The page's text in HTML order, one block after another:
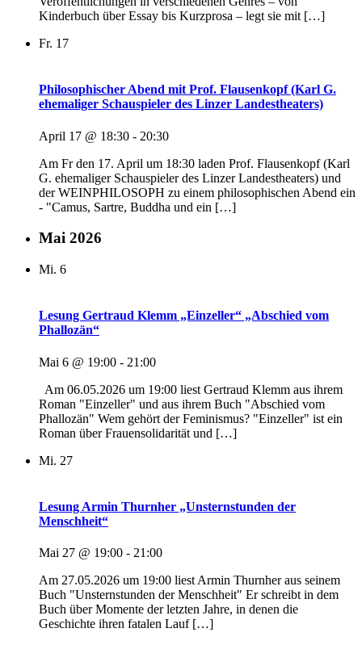
Kinderbuch über Essay bis Kurzprosa – legt sie mit […]
Fr. 17
Philosophischer Abend mit Prof. Flausenkopf (Karl G.
ehemaliger Schauspieler des Linzer Landestheaters)
April 17 @ 18:30 - 20:30
Am Fr den 17. April um 18:30 laden Prof. Flausenkopf (Karl
G. ehemaliger Schauspieler des Linzer Landestheaters) und
der WEINPHILOSOPH zu einem philosophischen Abend ein
- "Camus, Sartre, Buddha und ein […]
Mai 2026
Mi. 6
Lesung Gertraud Klemm „Einzeller“ „Abschied vom
Phallozän“
Mai 6 @ 19:00 - 21:00
Am 06.05.2026 um 19:00 liest Gertraud Klemm aus ihrem
Roman "Einzeller" und aus ihrem Buch "Abschied vom
Phallozän" Wem gehört der Feminismus? "Einzeller" ist ein
Roman über Frauensolidarität und […]
Mi. 27
Lesung Armin Thurnher „Unsternstunden der
Menschheit“
Mai 27 @ 19:00 - 21:00
Am 27.05.2026 um 19:00 liest Armin Thurnher aus seinem
Buch "Unsternstunden der Menschheit" Er schreibt in dem
Buch über Momente der letzten Jahre, in denen die
Geschichte ihren fatalen Lauf […]